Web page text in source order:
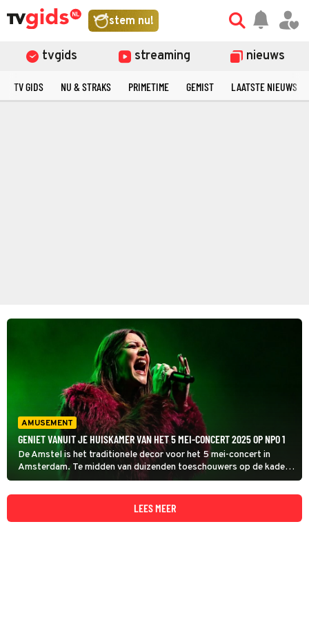
stem nu!
tvgids streaming nieuws
TV GIDS NU & STRAKS PRIMETIME GEMIST LAATSTE NIEUWS
AMUSEMENT
GENIET VANUIT JE HUISKAMER VAN HET 5 MEI-CONCERT 2025 OP NPO 1
De Amstel is het traditionele decor voor het 5 mei-concert in
Amsterdam. Te midden van duizenden toeschouwers op de kade
en op dobberende bootjes treden onder anderen Floor Jansen,
Jeangu Macrooy en Stef Bos op.
LEES MEER